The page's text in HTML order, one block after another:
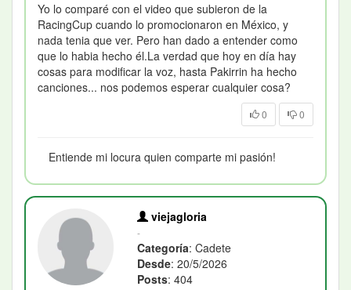
Yo lo comparé con el video que subieron de la
RacingCup cuando lo promocionaron en México, y
nada tenia que ver. Pero han dado a entender como
que lo habia hecho él.La verdad que hoy en día hay
cosas para modificar la voz, hasta Pakirrin ha hecho
canciones... nos podemos esperar cualquier cosa?
0 0
Entiende mi locura quien comparte mi pasión!
viejagloria
-
Categoría: Cadete
Desde: 20/5/2026
Posts: 404